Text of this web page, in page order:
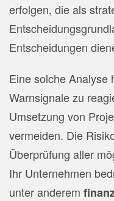
erfolgen, die als
Entscheidungen
Eine solche Analyse
Warnsignale zu
Umsetzung von
vermeiden. Die
Überprüfung aller
Ihr Unternehmen
unter anderem